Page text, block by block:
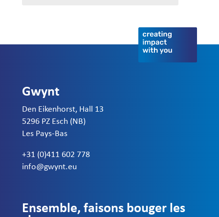
Gwynt
Den Eikenhorst, Hall 13
5296 PZ Esch (NB)
Les Pays-Bas
+31 (0)411 602 778
info@gwynt.eu
Ensemble, faisons bouger les